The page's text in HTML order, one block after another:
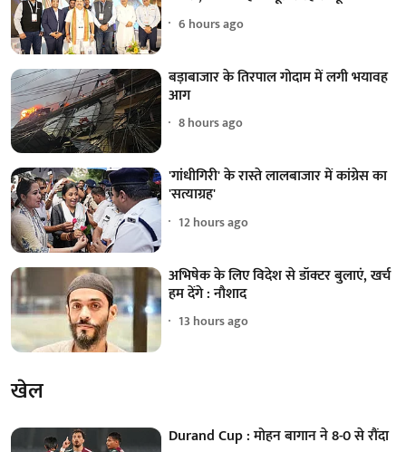
6 hours ago
बड़ाबाजार के तिरपाल गोदाम में लगी भयावह
आग
8 hours ago
'गांधीगिरी' के रास्ते लालबाजार में कांग्रेस का
'सत्याग्रह'
12 hours ago
अभिषेक के लिए विदेश से डॉक्टर बुलाएं, खर्च
हम देंगे : नौशाद
13 hours ago
खेल
Durand Cup : मोहन बागान ने 8-0 से रौंदा